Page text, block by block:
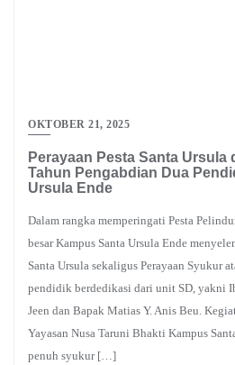
OKTOBER 21, 2025
Perayaan Pesta Santa Ursula
Tahun Pengabdian Dua
Ursula Ende
Dalam rangka memperingati Pesta
besar Kampus Santa Ursula Ende
Santa Ursula sekaligus Perayaan Syukur
pendidik berdedikasi dari unit SD, yakni
Jeen dan Bapak Matias Y. Anis Beu.
Yayasan Nusa Taruni Bhakti Kampus
penuh syukur […]